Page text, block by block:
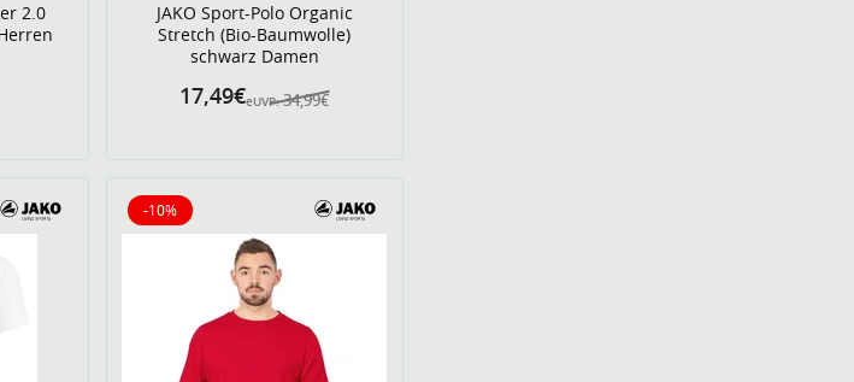
2.0
JAKO Sport-Polo Organic
Stretch (Bio-Baumwolle)
schwarz Damen
eUVP: 34,99€
17,49€
-10%
10% reduziert